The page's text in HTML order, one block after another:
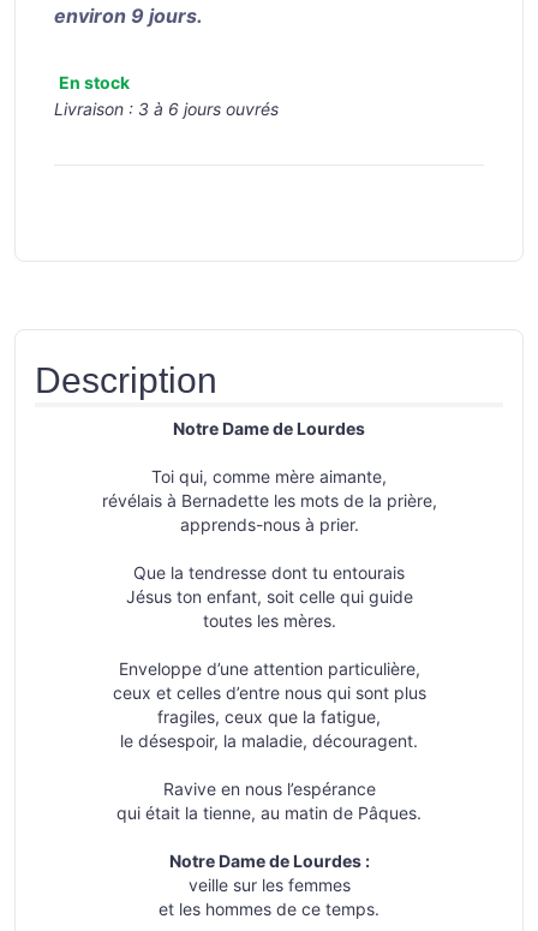
environ 9 jours.
En stock
Livraison : 3 à 6 jours ouvrés
Description
Notre Dame de Lourdes
Toi qui, comme mère aimante,
révélais à Bernadette les mots de la prière,
apprends-nous à prier.
Que la tendresse dont tu entourais
Jésus ton enfant, soit celle qui guide
toutes les mères.
Enveloppe d’une attention particulière,
ceux et celles d’entre nous qui sont plus
fragiles, ceux que la fatigue,
le désespoir, la maladie, découragent.
Ravive en nous l’espérance
qui était la tienne, au matin de Pâques.
Notre Dame de Lourdes :
veille sur les femmes
et les hommes de ce temps.